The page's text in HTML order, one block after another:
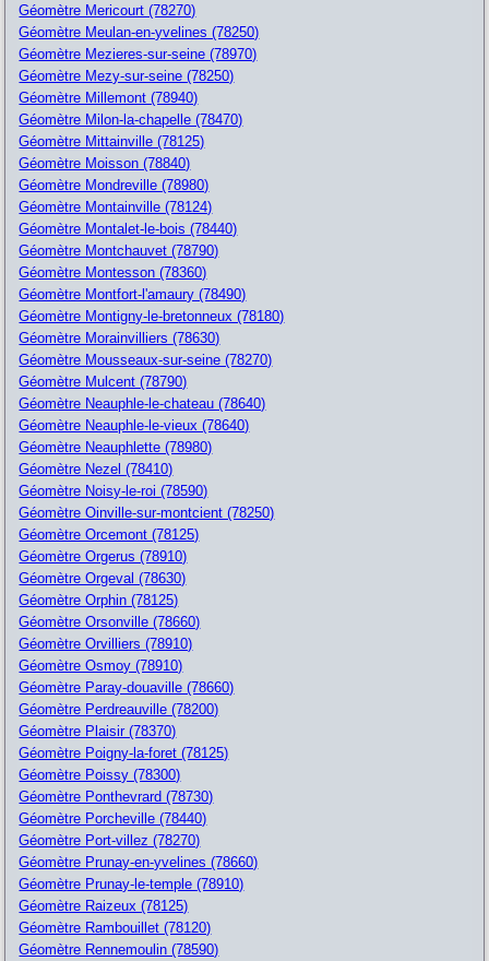
Géomètre Mericourt (78270)
Géomètre Meulan-en-yvelines (78250)
Géomètre Mezieres-sur-seine (78970)
Géomètre Mezy-sur-seine (78250)
Géomètre Millemont (78940)
Géomètre Milon-la-chapelle (78470)
Géomètre Mittainville (78125)
Géomètre Moisson (78840)
Géomètre Mondreville (78980)
Géomètre Montainville (78124)
Géomètre Montalet-le-bois (78440)
Géomètre Montchauvet (78790)
Géomètre Montesson (78360)
Géomètre Montfort-l'amaury (78490)
Géomètre Montigny-le-bretonneux (78180)
Géomètre Morainvilliers (78630)
Géomètre Mousseaux-sur-seine (78270)
Géomètre Mulcent (78790)
Géomètre Neauphle-le-chateau (78640)
Géomètre Neauphle-le-vieux (78640)
Géomètre Neauphlette (78980)
Géomètre Nezel (78410)
Géomètre Noisy-le-roi (78590)
Géomètre Oinville-sur-montcient (78250)
Géomètre Orcemont (78125)
Géomètre Orgerus (78910)
Géomètre Orgeval (78630)
Géomètre Orphin (78125)
Géomètre Orsonville (78660)
Géomètre Orvilliers (78910)
Géomètre Osmoy (78910)
Géomètre Paray-douaville (78660)
Géomètre Perdreauville (78200)
Géomètre Plaisir (78370)
Géomètre Poigny-la-foret (78125)
Géomètre Poissy (78300)
Géomètre Ponthevrard (78730)
Géomètre Porcheville (78440)
Géomètre Port-villez (78270)
Géomètre Prunay-en-yvelines (78660)
Géomètre Prunay-le-temple (78910)
Géomètre Raizeux (78125)
Géomètre Rambouillet (78120)
Géomètre Rennemoulin (78590)